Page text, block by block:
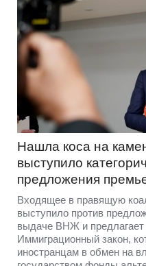
Нашла коса на
выступило
предложения
Входящее в правящую
выступило против
выдаче ВНЖ и предлагает
Иммиграционный закон,
иностранцам в обмен на